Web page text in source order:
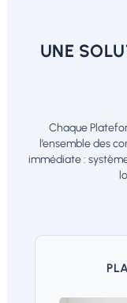
UNE
Chaque
l’ensemble des
immédiate :